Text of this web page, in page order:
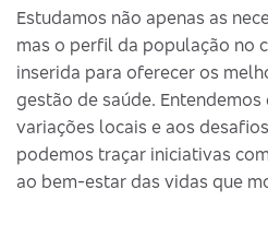
Estudamos não apenas as
mas o perfil da população no
inserida para oferecer os
gestão de saúde. Entendemos
variações locais e aos
podemos traçar iniciativas
ao bem-estar das vidas que